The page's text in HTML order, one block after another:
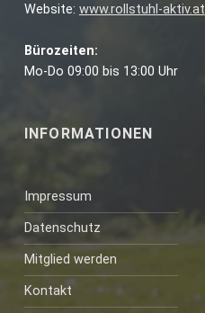
Website: www.rollstuhl-aktiv.at
Bürozeiten:
Mo-Do 09:00 bis 13:00 Uhr
INFORMATIONEN
Impressum
Datenschutz
Mitglied werden
Kontakt